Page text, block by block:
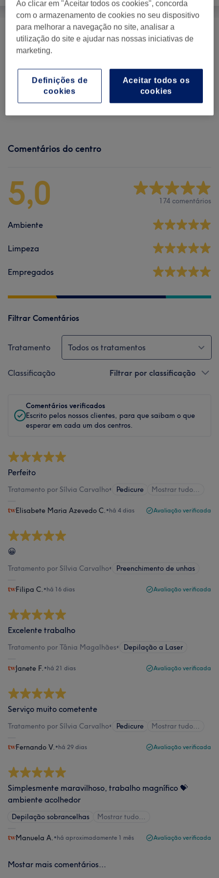
Maquilhagem & PMU (2) desde € 30
Tratamentos Faciais ( desde € 30
Comentários do centro
5,0 174 comentários
Ambiente
Limpeza
Empregados
Filtrar Comentários
Tratamento Todos os tratamentos
Classificação Filtrar por classificação
Comentários verificados
Escrito pelos nossos clientes, para que saibam o que
esperar em cada um dos centros.
Perfeito
Tratamento por Sílvia Carvalho• Pedicure Mostrar tudo…
Elisabete Maria Azevedo C. •há 4 dias Avaliação verificada
😀
Tratamento por Sílvia Carvalho• Preenchimento de unhas
Filipa C. •há 16 dias Avaliação verificada
Excelente trabalho
Tratamento por Tânia Magalhães• Depilação a Laser
Janete F. •há 21 dias Avaliação verificada
Serviço muito cometente
Tratamento por Sílvia Carvalho• Pedicure Mostrar tudo…
Fernando V. •há 29 dias Avaliação verificada
Simplesmente maravilhoso, trabalho magnífico 💝
ambiente acolhedor
Depilação sobrancelhas Mostrar tudo…
Manuela A. •há aproximadamente 1 mês Avaliação verificada
Mostar mais comentários...
Ao clicar em "Aceitar todos os cookies", concorda
com o armazenamento de cookies no seu dispositivo
para melhorar a navegação no site, analisar a
utilização do site e ajudar nas nossas iniciativas de
marketing.
Aceitar todos os
cookies
Definições de
cookies